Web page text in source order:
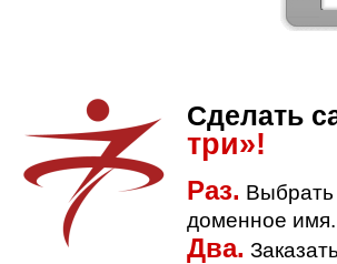
Сделать
три»!
Раз. Выбрать
доменное имя.
Два.